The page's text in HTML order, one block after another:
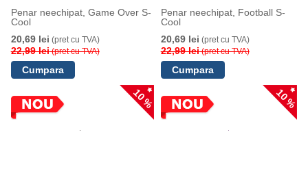
Penar neechipat, Game Over S-
Cool
20,69 lei (pret cu TVA)
22,99 lei(pret cu TVA)
Penar neechipat, Football S-
Cool
20,69 lei (pret cu TVA)
22,99 lei(pret cu TVA)
10 % 10 %